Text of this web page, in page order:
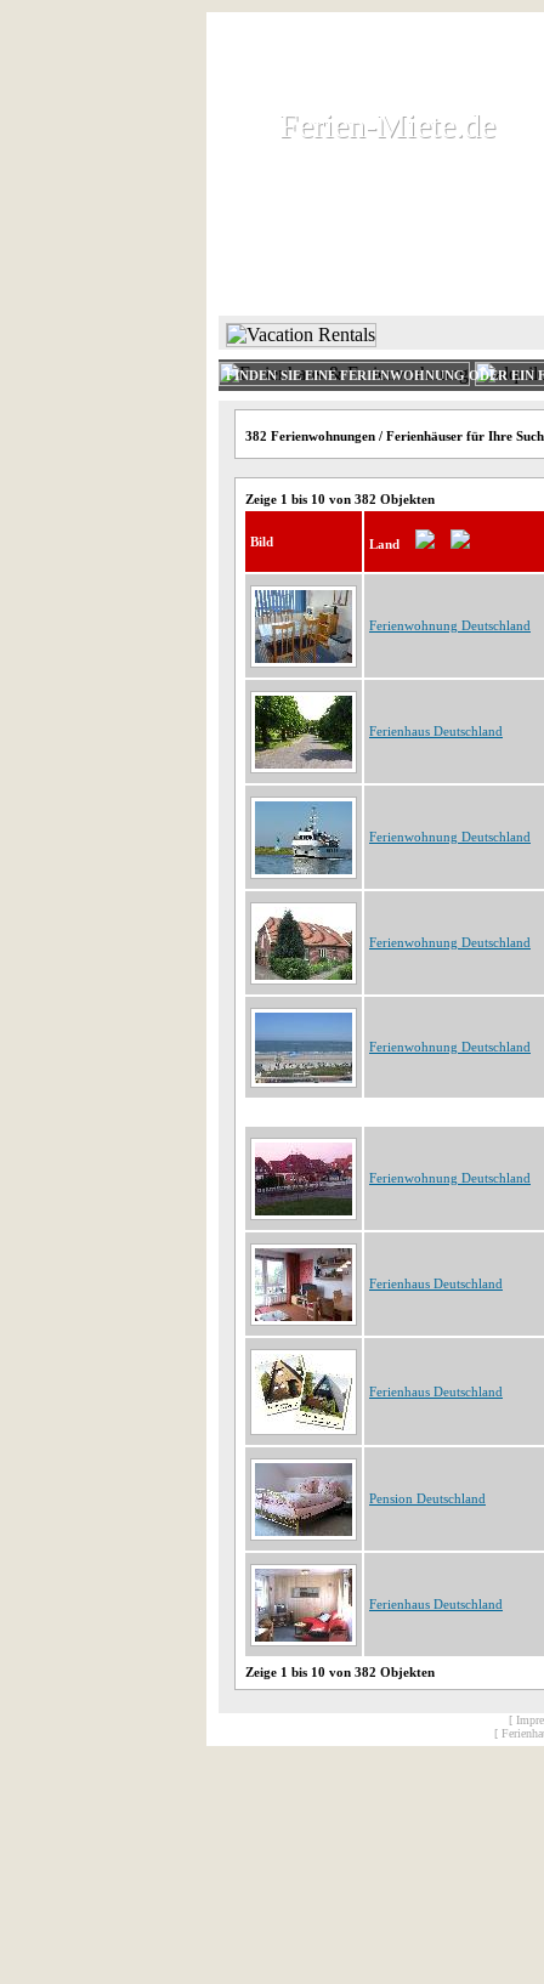
Ferien-Miete.de
Ferien-Miete.de
FINDEN SIE EINE FERIENWOHNUNG ODER EIN
382 Ferienwohnungen / Ferienhäuser für Ihre
Zeige 1 bis 10 von 382 Objekten
Bild Land
Ferienwohnung Deutschland
Ferienhaus Deutschland
Ferienwohnung Deutschland
Ferienwohnung Deutschland
Ferienwohnung Deutschland
Ferienwohnung Deutschland
Ferienhaus Deutschland
Ferienhaus Deutschland
Pension Deutschland
Ferienhaus Deutschland
Zeige 1 bis 10 von 382 Objekten
[
[